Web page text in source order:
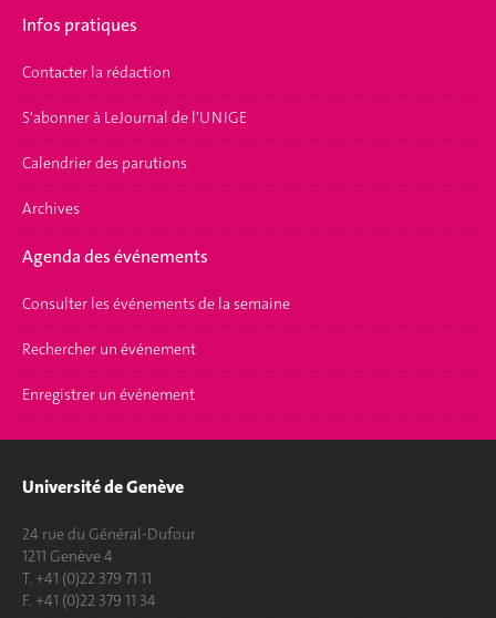
Infos pratiques
Contacter la rédaction
S'abonner à LeJournal de l'UNIGE
Calendrier des parutions
Archives
Agenda des événements
Consulter les événements de la semaine
Rechercher un événement
Enregistrer un événement
Université de Genève
24 rue du Général-Dufour
1211 Genève 4
T. +41 (0)22 379 71 11
F. +41 (0)22 379 11 34